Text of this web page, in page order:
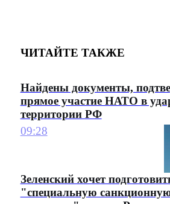
ЧИТАЙТЕ ТАКЖЕ
Найдены документы,
прямое участие НАТО в
территории РФ
09:28
Зеленский хочет
"специальную